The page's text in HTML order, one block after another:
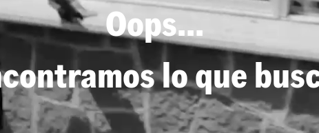
Oops...
lo que